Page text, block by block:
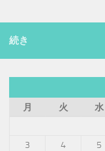
続き
月
火 水
3
4 5